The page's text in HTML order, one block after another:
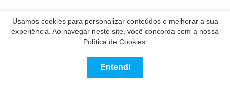
Usamos cookies para personalizar conteúdos e melhorar a sua
experiência. Ao navegar neste site, você concorda com a nossa
Política de Cookies.
Entendi